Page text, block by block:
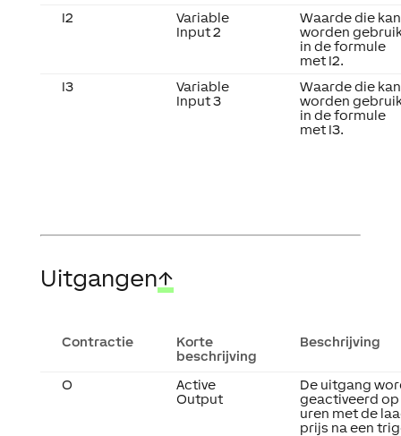
I2
Variable
Input 2
Waarde die kan
worden
in de formule
met I2.
I3
Variable
Input 3
Waarde die kan
worden
in de formule
met I3.
Uitgangen↑
Contractie
Korte
beschrijving
Beschrijving
O
Active
Output
De uitgang
geactiveerd op
uren met de
prijs na een